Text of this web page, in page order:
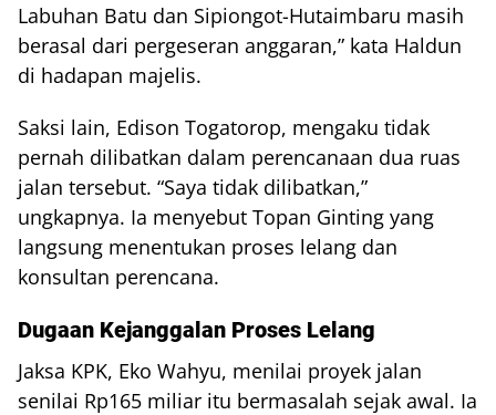
Labuhan Batu dan Sipiongot-Hutaimbaru masih
berasal dari pergeseran anggaran,” kata Haldun
di hadapan majelis.
Saksi lain, Edison Togatorop, mengaku tidak
pernah dilibatkan dalam perencanaan dua ruas
jalan tersebut. “Saya tidak dilibatkan,”
ungkapnya. Ia menyebut Topan Ginting yang
langsung menentukan proses lelang dan
konsultan perencana.
Dugaan Kejanggalan Proses Lelang
Jaksa KPK, Eko Wahyu, menilai proyek jalan
senilai Rp165 miliar itu bermasalah sejak awal. Ia